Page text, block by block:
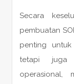
Secara
pembuatan
penting untuk
tetapi juga
operasional,